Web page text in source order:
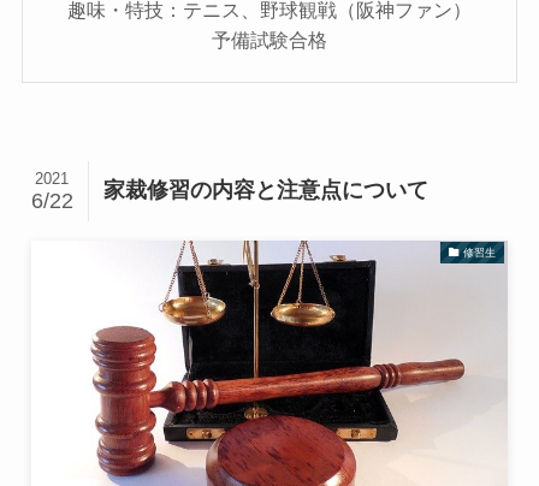
趣味・特技：テニス、野球観戦（阪神ファン）
予備試験合格
家裁修習の内容と注意点について
2021
6/22
修習生